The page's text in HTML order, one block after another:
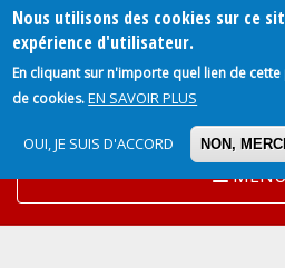
Nous utilisons des cookies sur ce
expérience d'utilisateur.
En cliquant sur n'importe quel lien de
de cookies.EN SAVOIR PLUS
OUI, JE SUIS D'ACCORD NON,
Aller
contenu